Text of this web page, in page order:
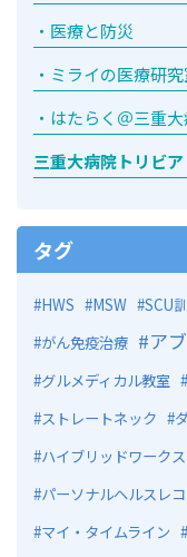
医療と防災
ミライの医療研究
はたらく＠三重
三重大病院トリビア
タグ
HWS MSW SCU
がん免疫治療
ア
グルメディカル教室
ストレートネック
ハイブリッドワーク
パーソナルヘルスレ
マイ・タイムライン